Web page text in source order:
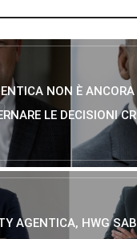
NON È
LE DECISIONI
AGENTICA, HWG